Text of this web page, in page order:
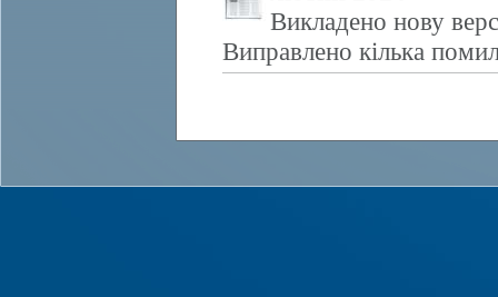
Викладено нову
Виправлено кілька